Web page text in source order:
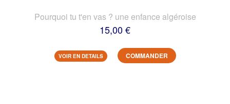
Pourquoi tu t'en vas ? une enfance algéroise
15,00 €
VOIR EN DETAILS COMMANDER